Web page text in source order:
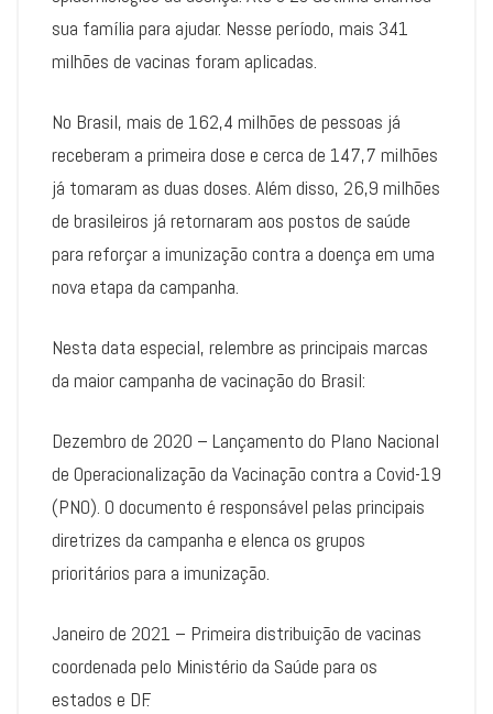
sua família para ajudar. Nesse período, mais 341
milhões de vacinas foram aplicadas.
No Brasil, mais de 162,4 milhões de pessoas já
receberam a primeira dose e cerca de 147,7 milhões
já tomaram as duas doses. Além disso, 26,9 milhões
de brasileiros já retornaram aos postos de saúde
para reforçar a imunização contra a doença em uma
nova etapa da campanha.
Nesta data especial, relembre as principais marcas
da maior campanha de vacinação do Brasil:
Dezembro de 2020 – Lançamento do Plano Nacional
de Operacionalização da Vacinação contra a Covid-19
(PNO). O documento é responsável pelas principais
diretrizes da campanha e elenca os grupos
prioritários para a imunização.
Janeiro de 2021 – Primeira distribuição de vacinas
coordenada pelo Ministério da Saúde para os
estados e DF.